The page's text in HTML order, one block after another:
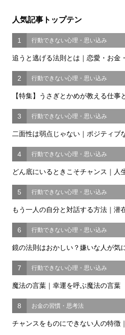
人気記事トップテン
1 行動できない心理・思い込み
追うと逃げる法則とは｜恋愛・お金
2 行動できない心理・思い込み
【特集】うさぎとかめが教える仕
3 行動できない心理・思い込み
二面性は弱点じゃない｜ポジティブ
4 行動できない心理・思い込み
どん底にいるときこそチャンス｜人
5 行動できない心理・思い込み
もう一人の自分と対話する方法｜潜
6 行動できない心理・思い込み
鏡の法則はおかしい？嫌いな人が気
7 行動できない心理・思い込み
魔法の言葉｜幸運を呼ぶ魔法の言葉
8 お金の習慣・思考法
チャンスをものにできない人の特徴